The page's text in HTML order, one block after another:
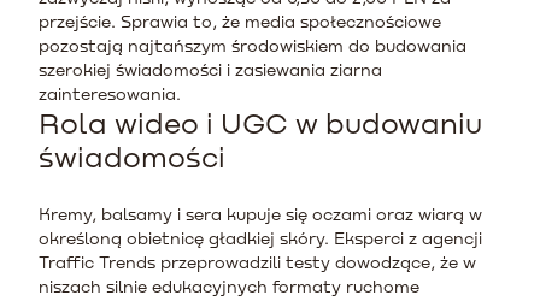
przejście. Sprawia to, że media społecznościowe
pozostają najtańszym środowiskiem do budowania
szerokiej świadomości i zasiewania ziarna
zainteresowania.
Rola wideo i UGC w budowaniu
świadomości
Kremy, balsamy i sera kupuje się oczami oraz wiarą w
określoną obietnicę gładkiej skóry. Eksperci z agencji
Traffic Trends przeprowadzili testy dowodzące, że w
niszach silnie edukacyjnych formaty ruchome